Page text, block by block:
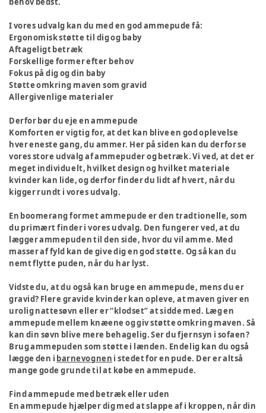
I vores udvalg kan du med en god ammepude få:
Ergonomisk støtte til dig og baby
Aftageligt betræk
Forskellige former efter behov
Fokus på dig og din baby
Støtte omkring maven som gravid
Allergivenlige materialer
Derfor bør du eje en ammepude
Komforten er vigtig for, at det kan blive en god oplevelse
hver eneste gang, du ammer. Her på siden kan du derfor se
vores store udvalg af ammepuder og betræk. Vi ved, at det er
meget individuelt, hvilket design og hvilket materiale
kvinder kan lide, og derfor finder du lidt af hvert, når du
kigger rundt i vores udvalg.
En boomerang formet ammepude er den tradtionelle, som
du primært finder i vores udvalg. Den fungerer ved, at du
lægger ammepuden til den side, hvor du vil amme. Med
masser af fyld kan de give dig en god støtte. Og så kan du
nemt flytte puden, når du har lyst.
Vidste du, at du også kan bruge en ammepude, mens du er
gravid? Flere gravide kvinder kan opleve, at maven giver en
urolig nattesøvn eller er “klodset” at sidde med. Læg en
ammepude mellem knæene og giv støtte omkring maven. Så
kan din søvn blive mere behagelig. Ser du fjernsyn i sofaen?
Brug ammepuden som støtte i lænden. Endelig kan du også
lægge den i barnevognen i stedet for en pude. Der er altså
mange gode grunde til at købe en ammepude.
Find ammepude med betræk eller uden
En ammepude hjælper dig med at slappe af i kroppen, når din